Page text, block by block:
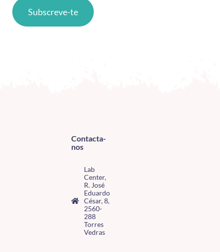
Subscreve-te
Contacta-
nos
Lab
Center,
R. José
Eduardo
César, 8,
2560-
288
Torres
Vedras